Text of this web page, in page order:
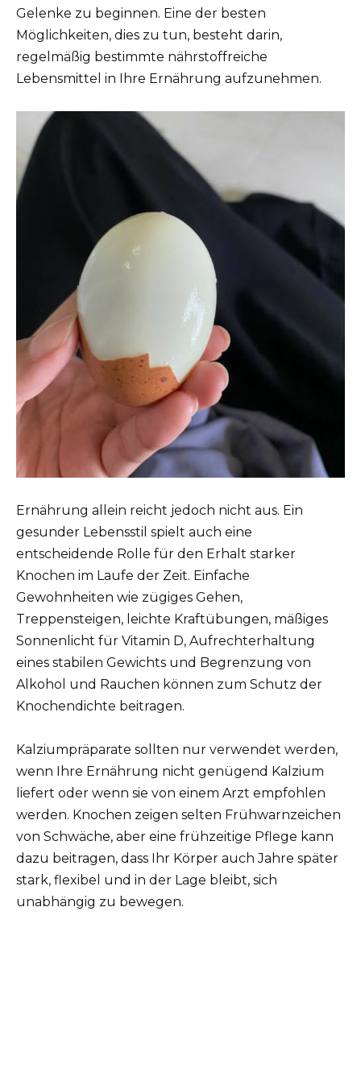
Gelenke zu beginnen. Eine der besten
Möglichkeiten, dies zu tun, besteht darin,
regelmäßig bestimmte nährstoffreiche
Lebensmittel in Ihre Ernährung aufzunehmen.
Ernährung allein reicht jedoch nicht aus. Ein
gesunder Lebensstil spielt auch eine
entscheidende Rolle für den Erhalt starker
Knochen im Laufe der Zeit. Einfache
Gewohnheiten wie zügiges Gehen,
Treppensteigen, leichte Kraftübungen, mäßiges
Sonnenlicht für Vitamin D, Aufrechterhaltung
eines stabilen Gewichts und Begrenzung von
Alkohol und Rauchen können zum Schutz der
Knochendichte beitragen.
Kalziumpräparate sollten nur verwendet werden,
wenn Ihre Ernährung nicht genügend Kalzium
liefert oder wenn sie von einem Arzt empfohlen
werden. Knochen zeigen selten Frühwarnzeichen
von Schwäche, aber eine frühzeitige Pflege kann
dazu beitragen, dass Ihr Körper auch Jahre später
stark, flexibel und in der Lage bleibt, sich
unabhängig zu bewegen.